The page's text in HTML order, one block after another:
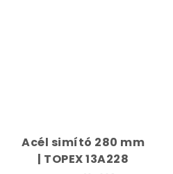
Acél simító 280 mm
| TOPEX 13A228